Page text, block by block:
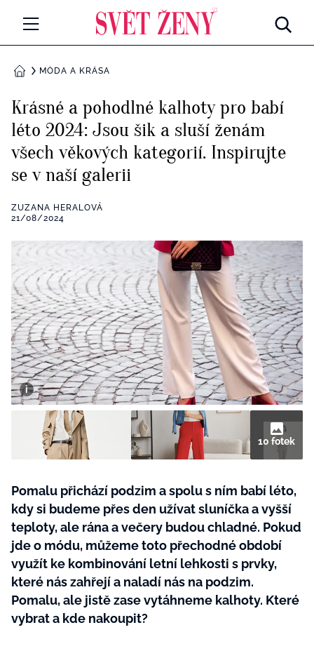
Všechny kategorie
Rozhovory
RETROHUBKY
PSYCHOLOGIE
Seberozvoj
ZDRAVÍ
ZÁBAVA
Všechny kategorie
Testy a kvízy
BYDLENÍ
Všechny kategorie
Tvoření
Rady a tipy
BurdaMedia
Extra
SVĚT ŽENY - 599 KČ
ROČNÍ PŘEDPLATNÉ SVĚT ŽENY +
SADA PRODUKTŮ MANA (10 ks)
DOMŮMÓDA A KRÁSA
Krásné a pohodlné kalhoty pro babí
léto 2024: Jsou šik a sluší ženám
všech věkových kategorií. Inspirujte
se v naší galerii
ZUZANA HERALOVÁ
21/08/2024
10 fotek
Pomalu přichází podzim a spolu s ním babí léto,
kdy si budeme přes den užívat sluníčka a vyšší
teploty, ale rána a večery budou chladné. Pokud
jde o módu, můžeme toto přechodné období
využít ke kombinování letní lehkosti s prvky,
které nás zahřejí a naladí nás na podzim.
Pomalu, ale jistě zase vytáhneme kalhoty. Které
vybrat a kde nakoupit?